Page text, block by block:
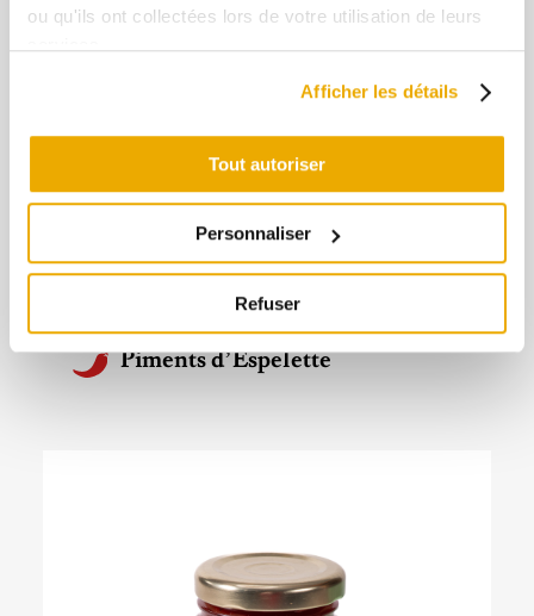
ou qu'ils ont collectées lors de votre utilisation de leurs
Afficher les détails
Tout autoriser
Personnaliser
Refuser
Confit de Piquille au Piment d'Espelette
préparé avec 50g­ de poivrons
pour 100g. Ingrédients : piquillos et
morronès, sucre, pectine, piment d'Espelette
AOP (2%), acide citrique.
Importation du Pays Basque
Piments d’Espelette